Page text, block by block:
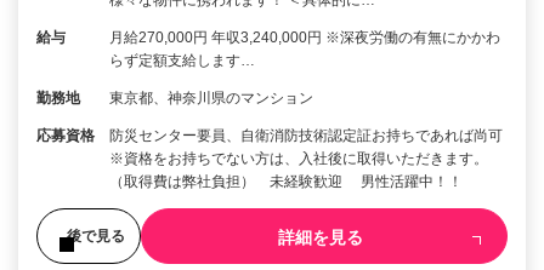
給与
月給270,000円 年収3,240,000円 ※深夜労働の有無にかかわ
らず定額支給します…
勤務地 東京都、神奈川県のマンション
応募資格
防災センター要員、自衛消防技術認定証お持ちであれば尚可
※資格をお持ちでない方は、入社後に取得いただきます。
（取得費は弊社負担） 未経験歓迎 男性活躍中！！
後で見る 詳細を見る